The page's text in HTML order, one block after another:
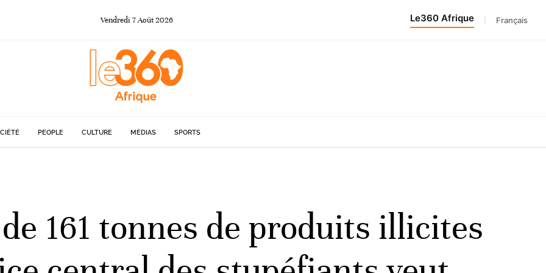
Vendredi 7Août 2026 Le360 Afrique Français
PEOPLE CULTURE MÉDIAS SPORTS
161 tonnes de produits illicites